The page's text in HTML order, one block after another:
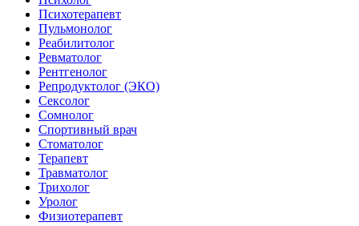
Психотерапевт
Пульмонолог
Реабилитолог
Ревматолог
Рентгенолог
Репродуктолог (ЭКО)
Сексолог
Сомнолог
Спортивный врач
Стоматолог
Терапевт
Травматолог
Трихолог
Уролог
Физиотерапевт